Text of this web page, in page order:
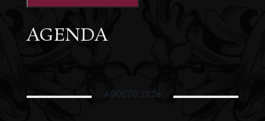
AGENDA
AGOSTO 2026